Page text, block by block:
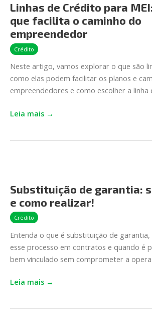
Linhas de Crédito para
que facilita o caminho do
empreendedor
Crédito
Neste artigo, vamos explorar o que são
como elas podem facilitar os planos e
empreendedores e como escolher a linha
Crédito
para
MEI:
o
crédito
que
facilita
o
do
Leia mais →
Substituição de garantia:
e como realizar!
Crédito
Entenda o que é substituição de
esse processo em contratos e quando é
bem vinculado sem comprometer a
garantia:
saiba
o
que
é
e
como
Leia mais →